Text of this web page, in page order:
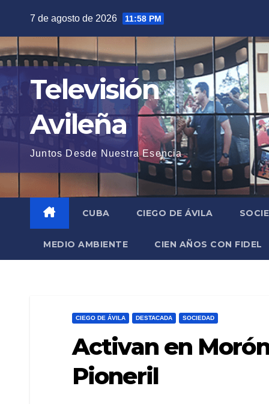
contenido
7 de agosto de 2026 11:58 PM
Televisión
Avileña
Juntos Desde Nuestra Esencia
CUBA CIEGO DE ÁVILA
MEDIO AMBIENTE CIEN AÑOS CON FIDEL
CIEGO DE ÁVILA DESTACADA SOCIEDAD
Activan en
Pioneril